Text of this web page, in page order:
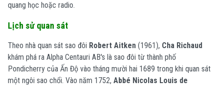
quang học hoặc radio.
Lịch sử quan sát
Theo nhà quan sát sao đôi Robert Aitken (1961), Cha Richaud
khám phá ra Alpha Centauri AB's là sao đôi từ thành phố
Pondicherry của Ấn Độ vào tháng mười hai 1689 trong khi quan sát
một ngôi sao chổi. Vào năm 1752, Abbé Nicolas Louis de